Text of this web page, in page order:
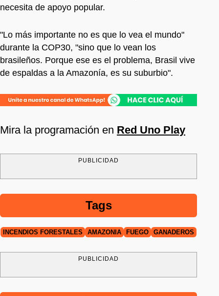
necesita de apoyo popular.
"Lo más importante no es que lo vea el mundo"
durante la COP30, "sino que lo vean los
brasileños. Porque ese es el problema, Brasil vive
de espaldas a la Amazonía, es su suburbio".
Mira la programación en Red Uno Play
PUBLICIDAD
Tags
INCENDIOS FORESTALES AMAZONÍA FUEGO GANADEROS
PUBLICIDAD